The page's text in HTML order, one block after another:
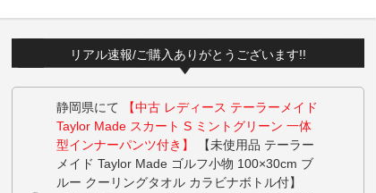
リアル速報/ご購入ありがとうございます!!
静岡県にて
【中古 レディース テーラーメイド
Taylor Made スカート S ミントグリーン 一体
型インナーパンツ付き】
【未使用品 テーラー
メイド Taylor Made ゴルフ小物 100×30cm ブ
ルー クーリングタオル カラビナボトル付】